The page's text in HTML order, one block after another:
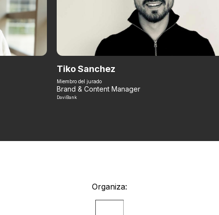
Tiko Sanchez
Miembro del jurado
Brand & Content Manager
DaviBank
Organiza: